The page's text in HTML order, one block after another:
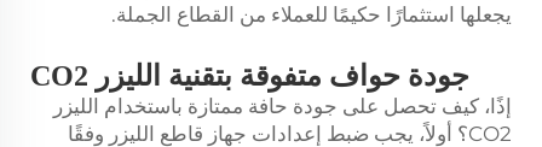
يجعلها استثمارًا حكيمًا للعملاء من القطاع الجملة.
جودة حواف متفوقة بتقنية الليزر CO2
إذًا، كيف تحصل على جودة حافة ممتازة باستخدام الليزر
CO2؟ أولاً، يجب ضبط إعدادات جهاز قاطع الليزر وفقًا